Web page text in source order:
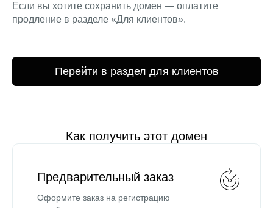
Если вы хотите сохранить домен — оплатите
продление в разделе «Для клиентов».
Перейти в раздел для клиентов
Как получить этот домен
Предварительный заказ
Оформите заказ на регистрацию